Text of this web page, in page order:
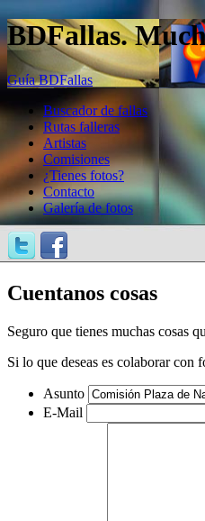
BDFallas.
Guía BDFallas
Buscador de fallas
Rutas falleras
Artistas
Comisiones
¿Tienes fotos?
Contacto
Galería de fotos
Cuentanos cosas
Seguro que tienes muchas cosas
Si lo que deseas es colaborar con
Asunto
E-Mail